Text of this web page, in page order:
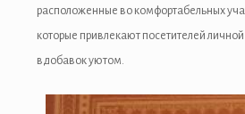
расположенные во комфортабельных
которые привлекают посетителей
вдобавок уютом.